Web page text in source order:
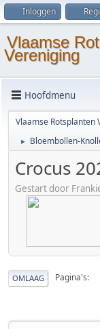
Inloggen
Vlaamse
Vereniging
Hoofdmenu
Vlaamse Rotsplanten
► Bloembollen-
Crocus
Gestart door
OMLAAG Pagina's